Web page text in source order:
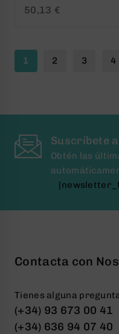
0
50,13 €
1 2 3 4
Suscríbete
Obtén las
Contacta con
Tienes alguna
(+34) 93 673 00 41
(+34) 636 94 07 40